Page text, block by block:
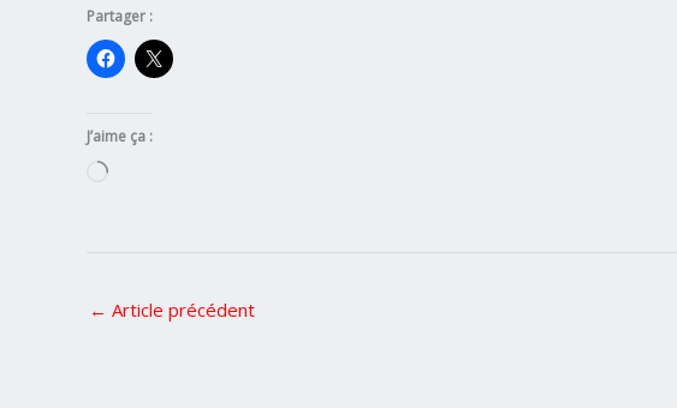
Partager :
J’aime ça :
Chargement…
← Article précédent